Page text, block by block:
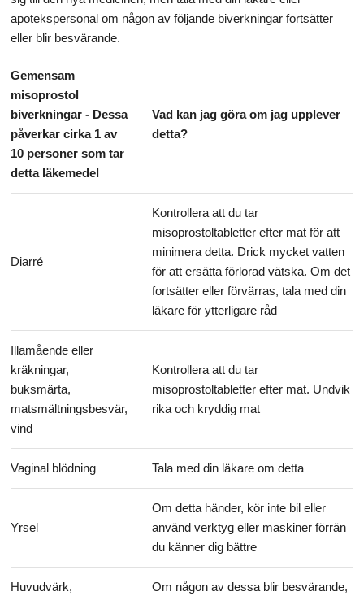
apotekspersonal om någon av följande biverkningar fortsätter
eller blir besvärande.
Gemensam
misoprostol
biverkningar - Dessa
påverkar cirka 1 av
10 personer som tar
detta läkemedel
Vad kan jag göra om jag upplever
detta?
Diarré
Kontrollera att du tar
misoprostoltabletter efter mat för att
minimera detta. Drick mycket vatten
för att ersätta förlorad vätska. Om det
fortsätter eller förvärras, tala med din
läkare för ytterligare råd
Illamående eller
kräkningar,
buksmärta,
matsmältningsbesvär,
vind
Kontrollera att du tar
misoprostoltabletter efter mat. Undvik
rika och kryddig mat
Vaginal blödning Tala med din läkare om detta
Yrsel
Om detta händer, kör inte bil eller
använd verktyg eller maskiner förrän
du känner dig bättre
Huvudvärk,
Om någon av dessa blir besvärande,